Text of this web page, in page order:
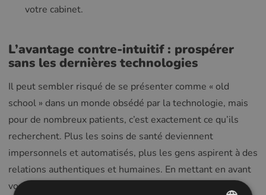
votre cabinet.
L’avantage contre-intuitif : prospérer
sans les dernières technologies
Il peut sembler risqué de se présenter comme « old
school » dans un monde obsédé par la technologie, mais
pour de nombreux patients, c’est exactement ce qu’ils
recherchent. Plus les soins de santé deviennent
impersonnels et automatisés, plus les gens aspirent à des
relations authentiques et humaines. En mettant en avant
vos atouts (empathie, continuité et esprit